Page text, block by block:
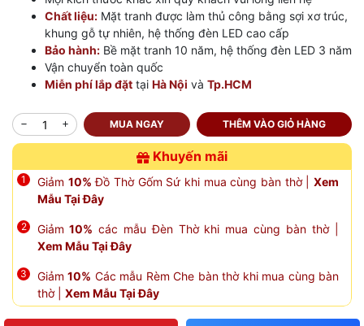
Chất liệu: Mặt tranh được làm thủ công bằng sợi xơ trúc,
khung gỗ tự nhiên, hệ thống đèn LED cao cấp
Bảo hành: Bề mặt tranh 10 năm, hệ thống đèn LED 3 năm
Vận chuyển toàn quốc
Miễn phí lắp đặt tại Hà Nội và Tp.HCM
MUA NGAY THÊM VÀO GIỎ HÀNG
Khuyến mãi
Giảm 10% Đồ Thờ Gốm Sứ khi mua cùng bàn thờ |Xem
Mẫu Tại Đây
Giảm 10% các mẫu Đèn Thờ khi mua cùng bàn thờ |
Xem Mẫu Tại Đây
Giảm10% Các mẫu Rèm Che bàn thờ khi mua cùng bàn
thờ | Xem Mẫu Tại Đây